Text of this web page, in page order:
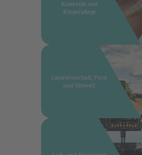
Kosmetik und
Körperpflege
Landwirtschaft, Forst
und Umwelt